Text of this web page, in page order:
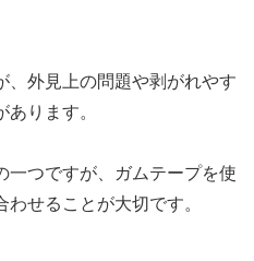
、外見上の問題や剥がれやす
ります。
一つですが、ガムテープを使
せることが大切です。